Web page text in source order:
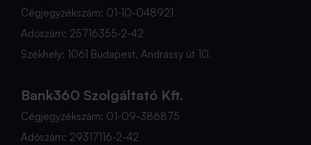
Cégjegyzékszám: 01-10-048921
Adószám: 25716355-2-42
Székhely: 1061 Budapest, Andrássy út 10.
Bank360 Szolgáltató Kft.
Cégjegyzékszám: 01-09-386875
Adószám: 29317116-2-42